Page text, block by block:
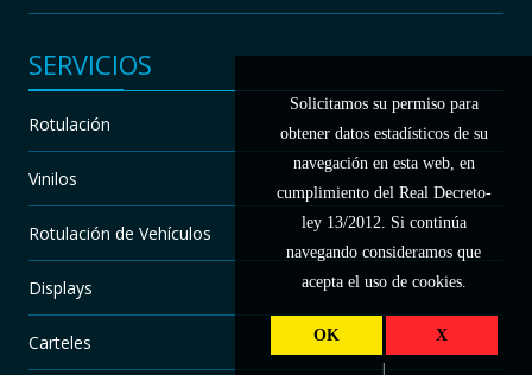
SERVICIOS
Rotulación
Vinilos
Rotulación de Vehículos
Displays
Carteles
Solicitamos su permiso para
obtener datos estadísticos de su
navegación en esta web, en
cumplimiento del Real Decreto-
ley 13/2012. Si continúa
navegando consideramos que
acepta el uso de cookies.
OK X